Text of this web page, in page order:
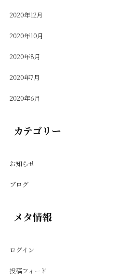
2020年12月
2020年10月
2020年8月
2020年7月
2020年6月
カテゴリー
お知らせ
ブログ
メタ情報
ログイン
投稿フィード